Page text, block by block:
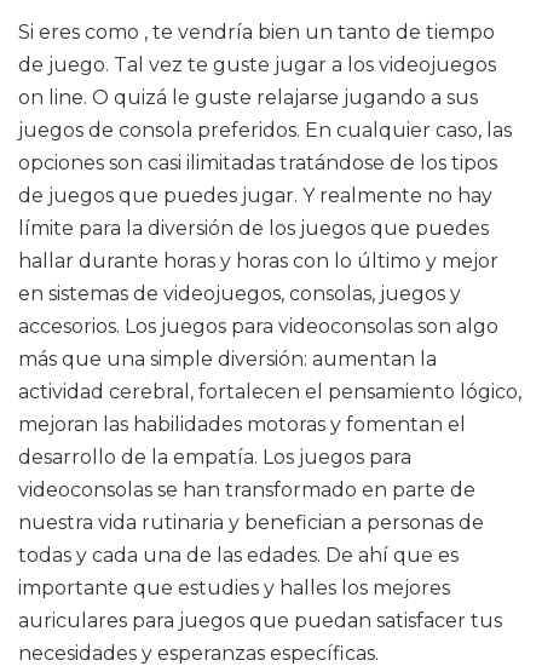
Si eres como , te vendría bien un tanto de tiempo
de juego. Tal vez te guste jugar a los videojuegos
on line. O quizá le guste relajarse jugando a sus
juegos de consola preferidos. En cualquier caso, las
opciones son casi ilimitadas tratándose de los tipos
de juegos que puedes jugar. Y realmente no hay
límite para la diversión de los juegos que puedes
hallar durante horas y horas con lo último y mejor
en sistemas de videojuegos, consolas, juegos y
accesorios. Los juegos para videoconsolas son algo
más que una simple diversión: aumentan la
actividad cerebral, fortalecen el pensamiento lógico,
mejoran las habilidades motoras y fomentan el
desarrollo de la empatía. Los juegos para
videoconsolas se han transformado en parte de
nuestra vida rutinaria y benefician a personas de
todas y cada una de las edades. De ahí que es
importante que estudies y halles los mejores
auriculares para juegos que puedan satisfacer tus
necesidades y esperanzas específicas.